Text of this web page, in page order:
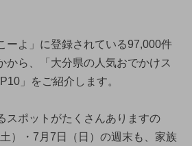
ーよ」に登録されている97,000件
から、「大分県の人気おでかけス
」をご紹介します。
スポットがたくさんありますの
）・7月7日（日）の週末も、家族